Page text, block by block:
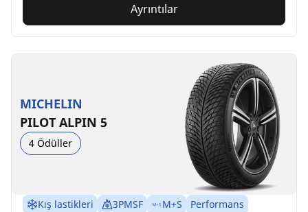
Ayrıntılar
MICHELIN
PILOT ALPIN 5
4 Ödüller
Kış lastikleri 3PMSF M+S
Performans